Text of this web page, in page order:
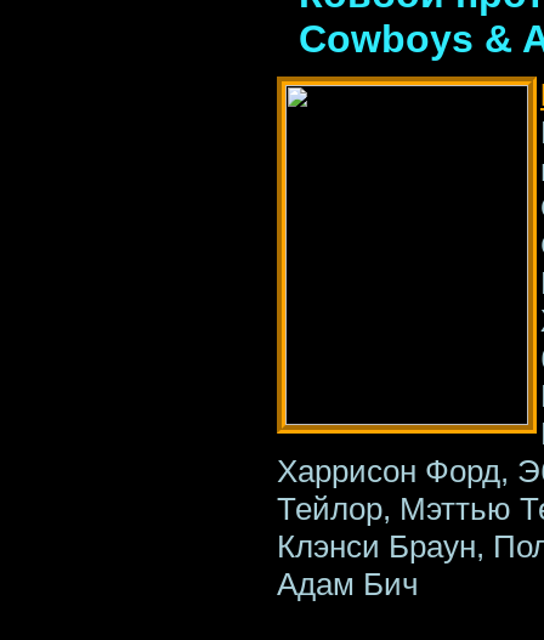
Cowboys &
Харрисон Форд,
Тейлор, Мэттью
Клэнси Браун,
Адам Бич